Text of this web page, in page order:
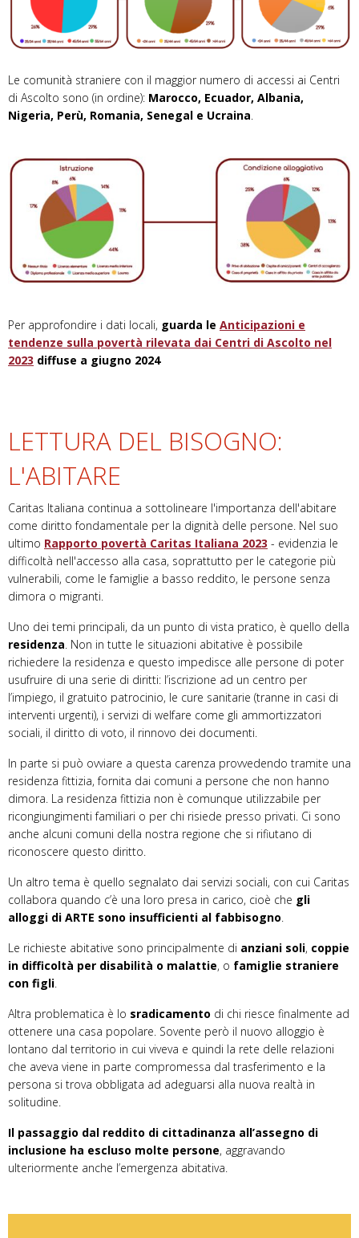
Le comunità straniere con il maggior numero di accessi ai Centri
di Ascolto sono (in ordine): Marocco, Ecuador, Albania,
Nigeria, Perù, Romania, Senegal e Ucraina.
Per approfondire i dati locali, guarda le Anticipazioni e
tendenze sulla povertà rilevata dai Centri di Ascolto nel
2023 diffuse a giugno 2024
LETTURA DEL BISOGNO:
L'ABITARE
Caritas Italiana continua a sottolineare l'importanza dell'abitare
come diritto fondamentale per la dignità delle persone. Nel suo
ultimo Rapporto povertà Caritas Italiana 2023 - evidenzia le
difficoltà nell'accesso alla casa, soprattutto per le categorie più
vulnerabili, come le famiglie a basso reddito, le persone senza
dimora o migranti.
Uno dei temi principali, da un punto di vista pratico, è quello della
residenza . Non in tutte le situazioni abitative è possibile
richiedere la residenza e questo impedisce alle persone di poter
usufruire di una serie di diritti: l’iscrizione ad un centro per
l’impiego, il gratuito patrocinio, le cure sanitarie (tranne in casi di
interventi urgenti), i servizi di welfare come gli ammortizzatori
sociali, il diritto di voto, il rinnovo dei documenti.
In parte si può ovviare a questa carenza provvedendo tramite una
residenza fittizia, fornita dai comuni a persone che non hanno
dimora. La residenza fittizia non è comunque utilizzabile per
ricongiungimenti familiari o per chi risiede presso privati. Ci sono
anche alcuni comuni della nostra regione che si rifiutano di
riconoscere questo diritto.
Un altro tema è quello segnalato dai servizi sociali, con cui Caritas
collabora quando c’è una loro presa in carico, cioè che gli
alloggi di ARTE sono insufficienti al fabbisogno
Le richieste abitative sono principalmente di anziani soli, coppie
in difficoltà per disabilità o malattie, o famiglie straniere
con figli
Altra problematica è lo sradicamento di chi riesce finalmente ad
ottenere una casa popolare. Sovente però il nuovo alloggio è
lontano dal territorio in cui viveva e quindi la rete delle relazioni
che aveva viene in parte compromessa dal trasferimento e la
persona si trova obbligata ad adeguarsi alla nuova realtà in
solitudine.
Il passaggio dal reddito di cittadinanza all’assegno di
inclusione ha escluso molte persone, aggravando
ulteriormente anche l’emergenza abitativa.